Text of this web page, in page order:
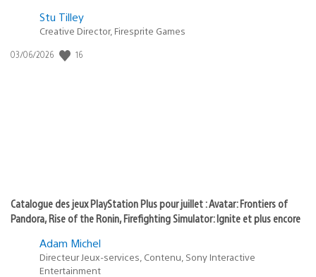
Postée
:
Stu Tilley
Creative Director, Firesprite Games
Date
03/06/2026 16
Catalogue des jeux PlayStation Plus pour juillet : Avatar: Frontiers of
Pandora, Rise of the Ronin, Firefighting Simulator: Ignite et plus encore
Adam Michel
Directeur Jeux-services, Contenu, Sony Interactive
Entertainment